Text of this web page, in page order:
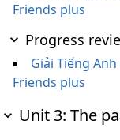
Friends plus
Progress
Giải Tiếng
Friends plus
Unit 3: The